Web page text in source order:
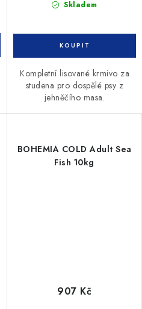
Skladem
Kompletní lisované krmivo za
studena pro dospělé psy z
jehněčího masa.
BOHEMIA COLD Adult Sea
Fish 10kg
907 Kč